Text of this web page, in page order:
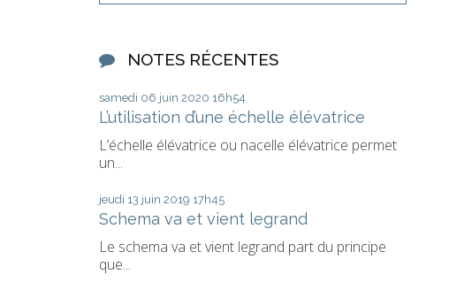
NOTES RÉCENTES
samedi 06 juin 2020 16h54
L’utilisation d’une échelle élévatrice
L’échelle élévatrice ou nacelle élévatrice permet
un...
jeudi 13 juin 2019 17h45
Schema va et vient legrand
Le schema va et vient legrand part du principe
que...